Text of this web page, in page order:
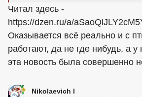
Читал здесь -
https://dzen.ru/a/
Оказывается всё реально и с
работают, да не где нибудь, а
эта новость была совершенно
Nikolaevich I